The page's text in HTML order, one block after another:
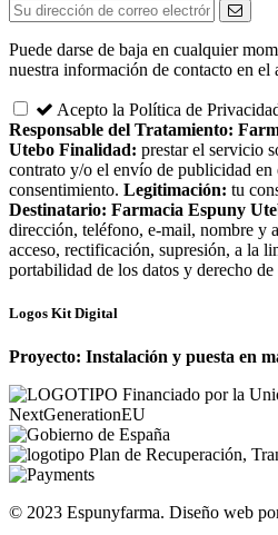
Puede darse de baja en cualquier
nuestra información de contacto en el
Acepto la Política de
Responsable del Tratamiento:
Utebo Finalidad: prestar el servicio
contrato y/o el envío de publicidad en
consentimiento. Legitimación: tu
Destinatario: Farmacia Espuny
dirección, teléfono, e-mail, nombre y
acceso, rectificación, supresión, a la
portabilidad de los datos y derecho
Logos Kit Digital
Proyecto: Instalación y puesta en
© 2023 Espunyfarma. Diseño web